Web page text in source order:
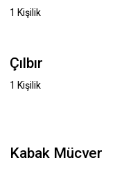
1 Kişilik
Çılbır
1 Kişilik
Kabak Mücver